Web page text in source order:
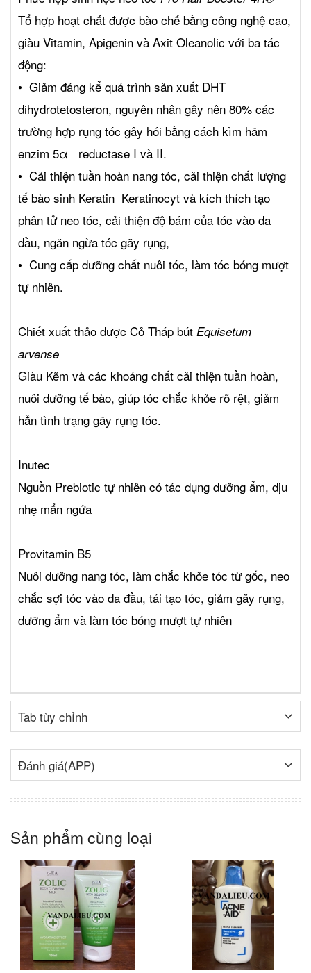
Tổ hợp hoạt chất được bào chế bằng công nghệ cao,
giàu Vitamin, Apigenin và Axit Oleanolic với ba tác
động:
• Giảm đáng kể quá trình sản xuất DHT
dihydrotetosteron, nguyên nhân gây nên 80% các
trường hợp rụng tóc gây hói bằng cách kìm hãm
enzim 5α reductase I và II.
• Cải thiện tuần hoàn nang tóc, cải thiện chất lượng
tế bào sinh Keratin Keratinocyt và kích thích tạo
phân tử neo tóc, cải thiện độ bám của tóc vào da
đầu, ngăn ngừa tóc gãy rụng,
• Cung cấp dưỡng chất nuôi tóc, làm tóc bóng mượt
tự nhiên.
Chiết xuất thảo dược Cỏ Tháp bút Equisetum
arvense
Giàu Kẽm và các khoáng chất cải thiện tuần hoàn,
nuôi dưỡng tế bào, giúp tóc chắc khỏe rõ rệt, giảm
hẳn tình trạng gãy rụng tóc.
Inutec
Nguồn Prebiotic tự nhiên có tác dụng dưỡng ẩm, dịu
nhẹ mẩn ngứa
Provitamin B5
Nuôi dưỡng nang tóc, làm chắc khỏe tóc từ gốc, neo
chắc sợi tóc vào da đầu, tái tạo tóc, giảm gãy rụng,
dưỡng ẩm và làm tóc bóng mượt tự nhiên
Tab tùy chỉnh
Đánh giá(APP)
Sản phẩm cùng loại